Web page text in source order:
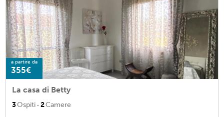
a partire da
355€
La casa di Betty
3Ospiti · 2Camere